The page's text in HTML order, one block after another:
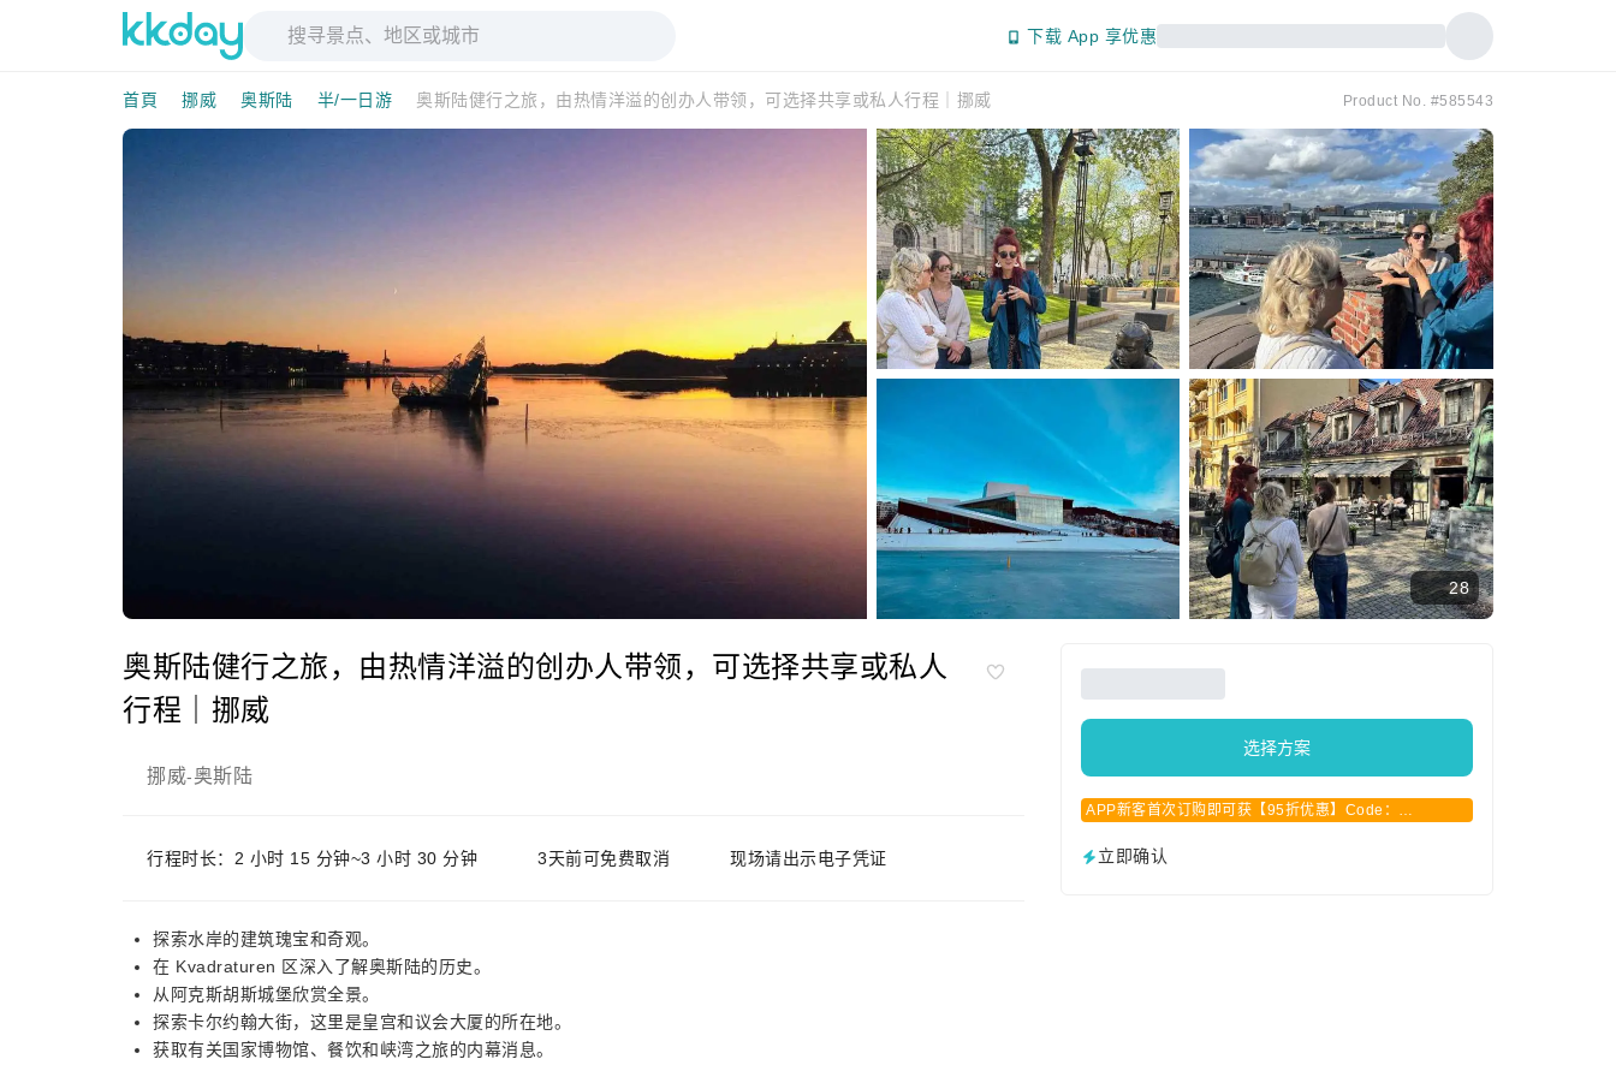
下载 App 享优惠
首頁 挪威 奥斯陆 半/一日游 奥斯陆健行之旅，由热情洋溢的创办人带领，可选择共享或私人行程｜挪威 Product No. #585543
28
奥斯陆健行之旅，由热情洋溢的创办人带领，可选择共享或私人
行程｜挪威
挪威-奥斯陆
行程时长：2 小时 15 分钟~3 小时 30 分钟 3天前可免费取消 现场请出示电子凭证
探索水岸的建筑瑰宝和奇观。
在 Kvadraturen 区深入了解奥斯陆的历史。
从阿克斯胡斯城堡欣赏全景。
探索卡尔约翰大街，这里是皇宫和议会大厦的所在地。
获取有关国家博物馆、餐饮和峡湾之旅的内幕消息。
选择方案
APP新客首次订购即可获【95折优惠】Code：
立即确认